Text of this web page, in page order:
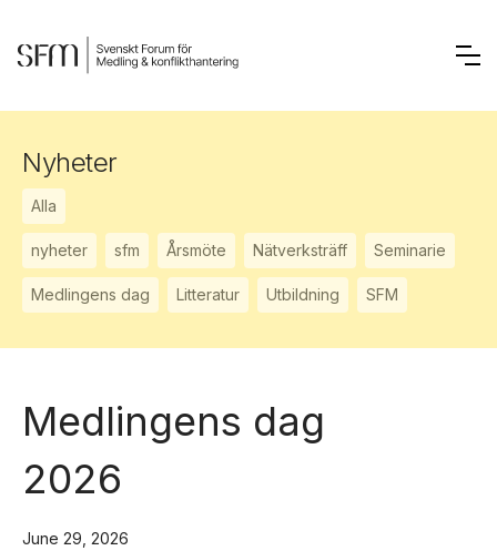
Nyheter
Alla
nyheter sfm Årsmöte Nätverksträff Seminarie
Medlingens dag Litteratur Utbildning SFM
Medlingens dag
2026
June 29, 2026